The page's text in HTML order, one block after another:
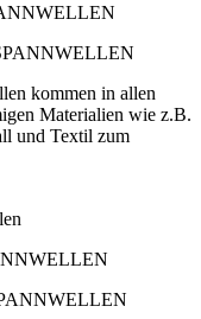
kommen in allen
Materialien wie z.B.
und Textil zum